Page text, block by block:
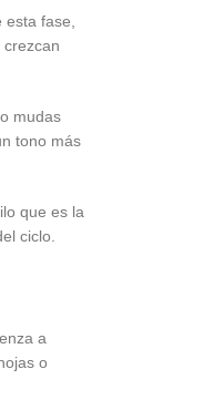
esta fase,
mudas
tono más
que es la
ciclo.
a
o